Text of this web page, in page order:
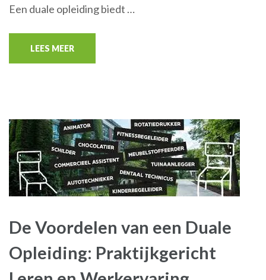
Een duale opleiding biedt …
LEES MEER
De Voordelen van een Duale
Opleiding: Praktijkgericht